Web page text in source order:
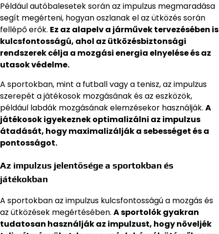
Például autóbalesetek során az impulzus megmaradása
segít megérteni, hogyan oszlanak el az ütközés során
fellépő erők. Ez az alapelv a járművek tervezésében is
kulcsfontosságú, ahol az ütközésbiztonsági
rendszerek célja a mozgási energia elnyelése és az
utasok védelme.
A sportokban, mint a futball vagy a tenisz, az impulzus
szerepét a játékosok mozgásának és az eszközök,
például labdák mozgásának elemzésekor használják. A
játékosok igyekeznek optimalizálni az impulzus
átadását, hogy maximalizálják a sebességet és a
pontosságot.
Az impulzus jelentősége a sportokban és
játékokban
A sportokban az impulzus kulcsfontosságú a mozgás és
az ütközések megértésében. A sportolók gyakran
tudatosan használják az impulzust, hogy növeljék